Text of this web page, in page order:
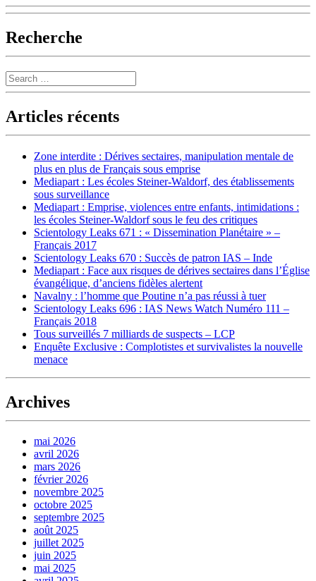
Recherche
Search
Articles récents
Zone interdite : Dérives sectaires, manipulation mentale de
plus en plus de Français sous emprise
Mediapart : Les écoles Steiner-Waldorf, des établissements
sous surveillance
Mediapart : Emprise, violences entre enfants, intimidations :
les écoles Steiner-Waldorf sous le feu des critiques
Scientology Leaks 671 : « Dissemination Planétaire » –
Français 2017
Scientology Leaks 670 : Succès de patron IAS – Inde
Mediapart : Face aux risques de dérives sectaires dans l’Église
évangélique, d’anciens fidèles alertent
Navalny : l’homme que Poutine n’a pas réussi à tuer
Scientology Leaks 696 : IAS News Watch Numéro 111 –
Français 2018
Tous surveillés 7 milliards de suspects – LCP
Enquête Exclusive : Complotistes et survivalistes la nouvelle
menace
Archives
mai 2026
avril 2026
mars 2026
février 2026
novembre 2025
octobre 2025
septembre 2025
août 2025
juillet 2025
juin 2025
mai 2025